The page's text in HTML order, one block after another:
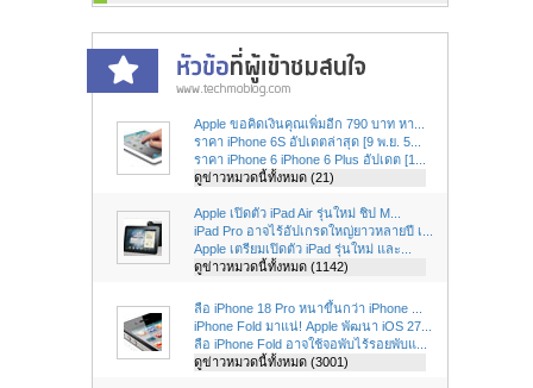
Apple ขอคิดเงินคุณเพิ่มอีก 790 บาท หา...
ราคา iPhone 6S อัปเดตล่าสุด [9 พ.ย. 5...
ราคา iPhone 6 iPhone 6 Plus อัปเดต [1...
ดูข่าวหมวดนี้ทั้งหมด (21)
Apple เปิดตัว iPad Air รุ่นใหม่ ชิป M...
iPad Pro อาจไร้อัปเกรดใหญ่ยาวหลายปี เ...
Apple เตรียมเปิดตัว iPad รุ่นใหม่ และ...
ดูข่าวหมวดนี้ทั้งหมด (1142)
ลือ iPhone 18 Pro หนาขึ้นกว่า iPhone ...
iPhone Fold มาแน่! Apple พัฒนา iOS 27...
ลือ iPhone Fold อาจใช้จอพับไร้รอยพับแ...
ดูข่าวหมวดนี้ทั้งหมด (3001)